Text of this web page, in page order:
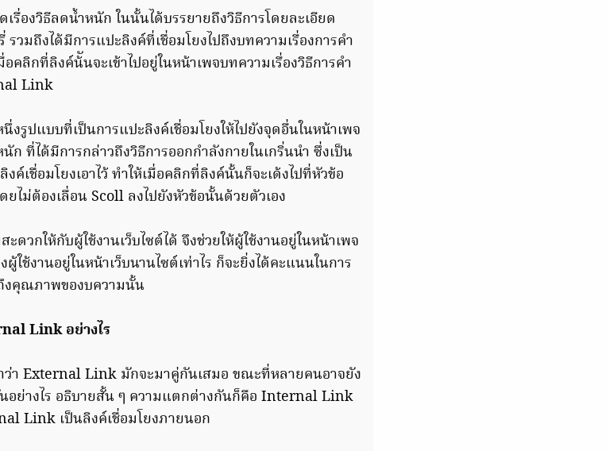
รื่องวิธีลดน้ำหนัก ในนั้นได้บรรยายถึงวิธีการโดยละเอียด
วมถึงได้มีการแปะลิงค์ที่เชื่อมโยงไปถึงบทความเรื่องการคำ
ลิกที่ลิงค์น้ันจะเข้าไปอยู่ในหน้าเพจบทความเรื่องวิธีการคำ
Link
ปแบบที่เป็นการแปะลิงค์เชื่อมโยงให้ไปยังจุดอื่นในหน้าเพจ
ก ที่ได้มีการกล่าวถึงวิธีการออกกำลังกายในเกริ่นนำ ซึ่งเป็น
เชื่อมโยงเอาไว้ ทำให้เมื่อคลิกที่ลิงค์นั้นก็จะเด้งไปที่หัวข้อ
ไม่ต้องเลื่อน Scoll ลงไปยังหัวข้อนั้นด้วยตัวเอง
ดวกให้กับผู้ใช้งานเว็บไซต์ได้ จึงช่วยให้ผู้ใช้งานอยู่ในหน้าเพจ
ใช้งานอยู่ในหน้าเว็บนานไซต์เท่าไร ก็จะยิ่งได้คะแนนในการ
งคุณภาพของบความนั้น
Link อย่างไร
า External Link มักจะมาคู่กันเสมอ ขณะที่หลายคนอาจยัง
อย่างไร อธิบายสั้น ๆ ความแตกต่างกันก็คือ Internal Link
Link เป็นลิงค์เชื่อมโยงภายนอก